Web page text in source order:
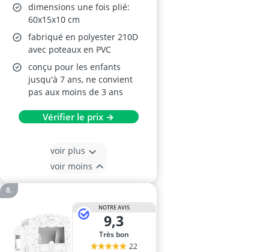
dimensions une fois plié:
60x15x10 cm
fabriqué en polyester 210D
avec poteaux en PVC
conçu pour les enfants
jusqu'à 7 ans, ne convient
pas aux moins de 3 ans
Vérifier le prix →
voir plus
voir moins
NOTRE AVIS
9,3
Très bon
22